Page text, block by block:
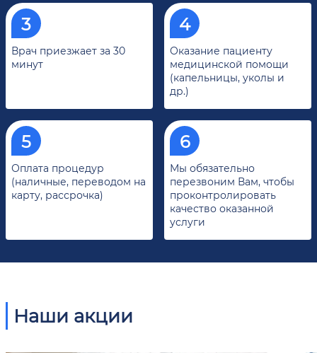
Врач приезжает за 30
минут
Оказание пациенту
медицинской помощи
(капельницы, уколы и
др.)
Оплата процедур
(наличные, переводом на
карту, рассрочка)
Мы обязательно
перезвоним Вам, чтобы
проконтролировать
качество оказанной
услуги
Наши акции